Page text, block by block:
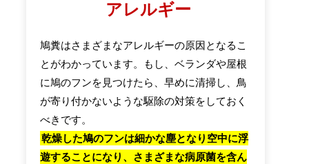
アレルギー
鳩糞はさまざまなアレルギーの原因となるこ
とがわかっています。もし、ベランダや屋根
に鳩のフンを見つけたら、早めに清掃し、鳥
が寄り付かないような駆除の対策をしておく
べきです。
乾燥した鳩のフンは細かな塵となり空中に浮
遊することになり、さまざまな病原菌を含ん